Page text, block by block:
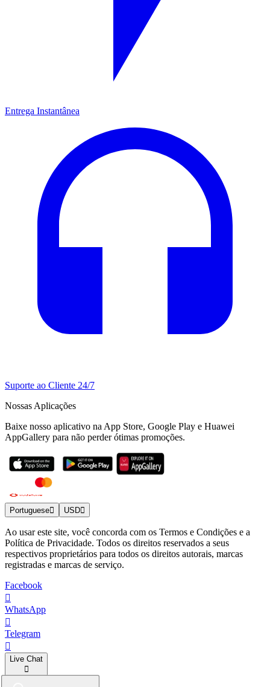
Entrega Instantânea
Suporte ao Cliente 24/7
Nossas Aplicações
Baixe nosso aplicativo na App Store, Google Play e Huawei
AppGallery para não perder ótimas promoções.
Portuguese USD
Ao usar este site, você concorda com os Termos e Condições e a
Política de Privacidade. Todos os direitos reservados a seus
respectivos proprietários para todos os direitos autorais, marcas
registradas e marcas de serviço.
Facebook
WhatsApp
Telegram
Live Chat